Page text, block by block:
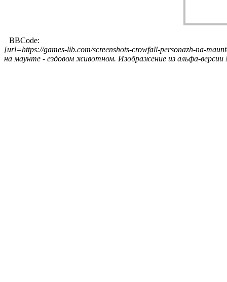
BBCode:
[url=https://games-lib.com/screenshots-crowfall-personazh-na-
на маунте - ездовом животном. Изображение из альфа-